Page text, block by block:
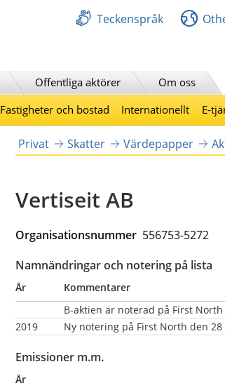
Teckenspråk
Offentliga aktörer
Om oss
Fastigheter och bostad Internationellt E-
Privat Skatter Värdepapper
Vertiseit AB
Organisationsnummer 556753-5272
Namnändringar och notering på lista
År
Kommentarer
B-aktien är noterad på First North
2019
Ny notering på First North den
Emissioner m.m.
År